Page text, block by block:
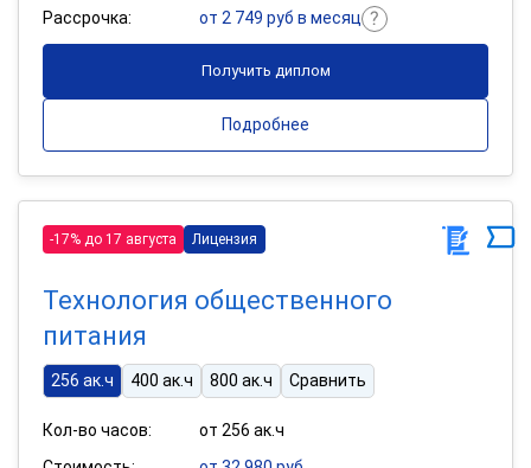
Рассрочка:
от 2 749 руб в месяц
Получить диплом
Подробнее
-17% до 17 августа Лицензия
Технология общественного
питания
256 ак.ч 400 ак.ч 800 ак.ч Сравнить
Кол-во часов:
от 256 ак.ч